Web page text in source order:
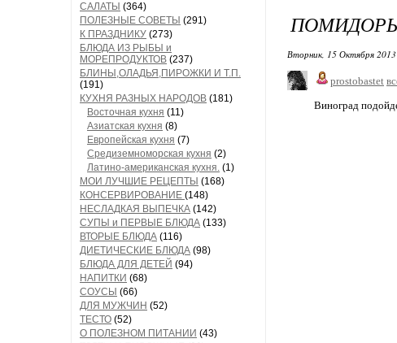
САЛАТЫ (364)
ПОЛЕЗНЫЕ СОВЕТЫ (291)
К ПРАЗДНИКУ (273)
БЛЮДА ИЗ РЫБЫ и
МОРЕПРОДУКТОВ (237)
БЛИНЫ,ОЛАДЬЯ,ПИРОЖКИ И Т.П.
(191)
КУХНЯ РАЗНЫХ НАРОДОВ (181)
Восточная кухня (11)
Азиатская кухня (8)
Европейская кухня (7)
Средиземноморская кухня (2)
Латино-американская кухня. (1)
МОИ ЛУЧШИЕ РЕЦЕПТЫ (168)
КОНСЕРВИРОВАНИЕ (148)
НЕСЛАДКАЯ ВЫПЕЧКА (142)
СУПЫ и ПЕРВЫЕ БЛЮДА (133)
ВТОРЫЕ БЛЮДА (116)
ДИЕТИЧЕСКИЕ БЛЮДА (98)
БЛЮДА ДЛЯ ДЕТЕЙ (94)
НАПИТКИ (68)
СОУСЫ (66)
ДЛЯ МУЖЧИН (52)
ТЕСТО (52)
О ПОЛЕЗНОМ ПИТАНИИ (43)
Вторник, 15 Октября
prostobastet
Виноград